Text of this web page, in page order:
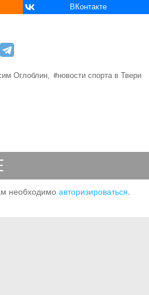
ВКонтакте
Оглоблин, #новости спорта в Твери
необходимоавторизироваться.